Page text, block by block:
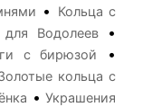
•
Кольца с
Водолеев•
с бирюзой •
кольца с
•Украшения